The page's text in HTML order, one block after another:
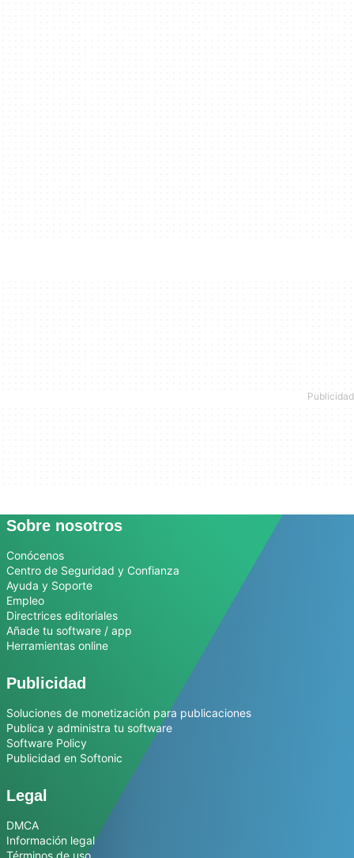
Sobre nosotros
Conócenos
Centro de Seguridad y Confianza
Ayuda y Soporte
Empleo
Directrices editoriales
Añade tu software / app
Herramientas online
Publicidad
Soluciones de monetización para publicaciones
Publica y administra tu software
Software Policy
Publicidad en Softonic
Legal
DMCA
Información legal
Términos de uso